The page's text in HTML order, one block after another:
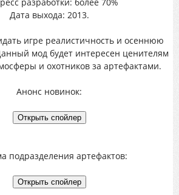
Дата выхода: 2013.
игре реалистичность и осеннюю
мод будет интересен ценителям
и охотников за артефактами.
Анонс новинок:
подразделения артефактов: